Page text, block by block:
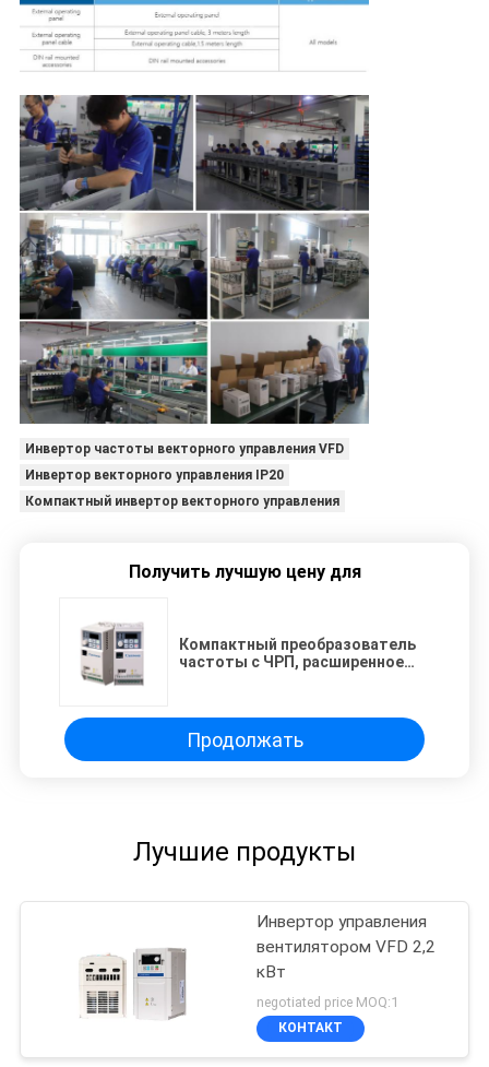
Инвертор частоты векторного управления VFD
Инвертор векторного управления IP20
Компактный инвертор векторного управления
Получить лучшую цену для
Компактный преобразователь
частоты с ЧРП, расширенное
Продолжать
Лучшие продукты
Инвертор управления
вентилятором VFD 2,2
кВт
negotiated price MOQ:1
КОНТАКТ